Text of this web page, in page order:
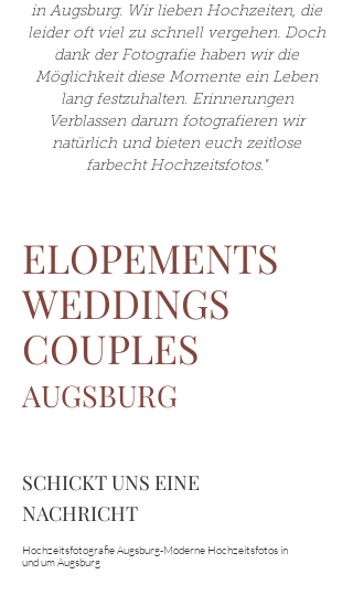
in Augsburg. Wir lieben Hochzeiten, die
leider oft viel zu schnell vergehen. Doch
dank der Fotografie haben wir die
Möglichkeit diese Momente ein Leben
lang festzuhalten. Erinnerungen
Verblassen darum fotografieren wir
natürlich und bieten euch zeitlose
farbecht Hochzeitsfotos."
ELOPEMENTS
WEDDINGS
COUPLES
AUGSBURG
SCHICKT UNS EINE
NACHRICHT
Hochzeitsfotografie Augsburg-Moderne Hochzeitsfotos in
und um Augsburg